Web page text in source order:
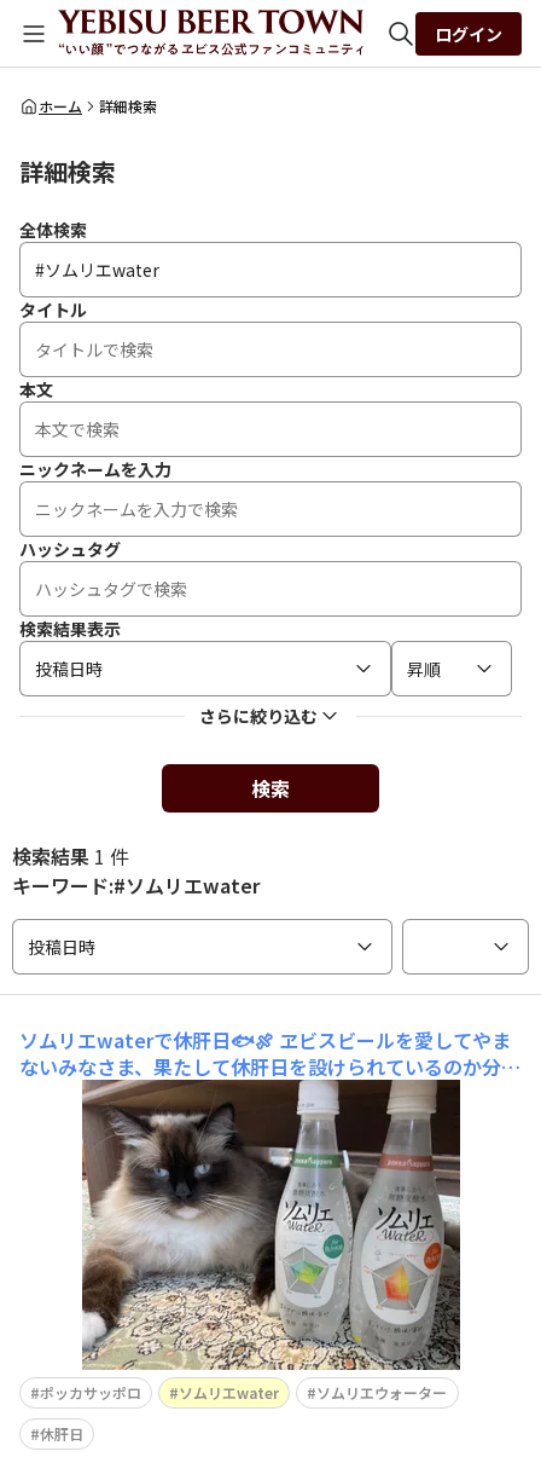
全体検索
ログイン
ホーム 詳細検索
詳細検索
全体検索
タイトル
本文
ニックネームを入力
ハッシュタグ
検索結果表示
投稿日時
昇順
さらに絞り込む
検索
検索結果 1 件
キーワード:#ソムリエwater
投稿日時
ソムリエwaterで休肝日🐟🍖 ヱビスビールを愛してやま
ないみなさま、果たして休肝日を設けられているのか分か
りかねますが、、、私はサッポロビール大好き人間且つダ
イエッターという二律背反の趣味を持ち合わせているた
め、休肝日はマストで設けています。サッポロビールをよ
り美味しく飲むために休肝日を設けてると言っても過言で
はないです。最近ポ
ポッカサッポロ ソムリエwater
ソムリエウォーター
休肝日